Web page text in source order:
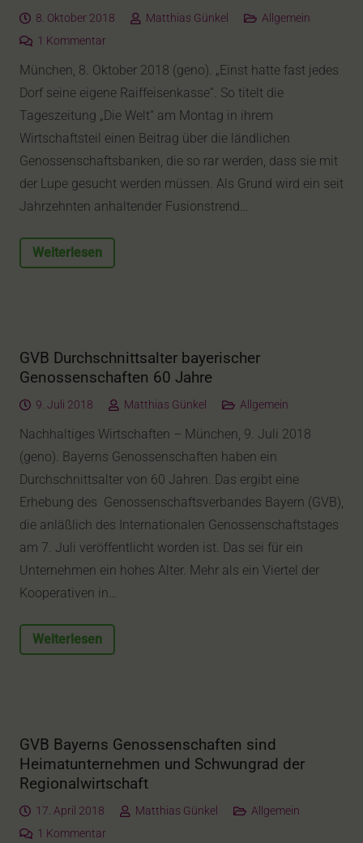
8. Oktober 2018 Matthias Günkel
Allgemein
1 Kommentar
München, 8. Oktober 2018 (geno). „Einst hatte fast jedes
Dorf seine eigene Raiffeisenkasse“. So titelt die
Tageszeitung „Die Welt“ am Montag in ihrem
Wirtschaftsteil einen Beitrag über die ländlichen
Genossenschaftsbanken, die so rar werden, dass sie mit
der Lupe gesucht werden müssen. Als Grund wird ein seit
Jahrzehnten anhaltender Fusionstrend…
Weiterlesen
GVB Durchschnittsalter bayerischer
Genossenschaften 60 Jahre
9. Juli 2018 Matthias Günkel Allgemein
Nachhaltiges Wirtschaften – München, 9. Juli 2018
(geno). Bayerns Genossenschaften haben ein
Durchschnittsalter von 60 Jahren. Das ergibt eine
Erhebung des Genossenschaftsverbandes Bayern (GVB),
die anläßlich des Internationalen Genossenschaftstages
am 7. Juli veröffentlicht worden ist. Das sei für ein
Unternehmen ein hohes Alter. Mehr als ein Viertel der
Kooperativen in…
Weiterlesen
GVB Bayerns Genossenschaften sind
Heimatunternehmen und Schwungrad der
Regionalwirtschaft
17. April 2018 Matthias Günkel
Allgemein
1 Kommentar